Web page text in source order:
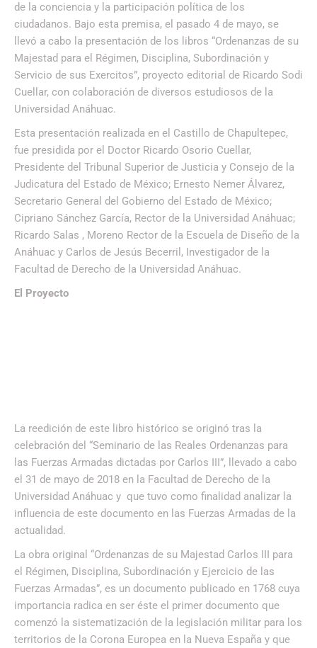
de la conciencia y la participación política de los
ciudadanos. Bajo esta premisa, el pasado 4 de mayo, se
llevó a cabo la presentación de los libros “Ordenanzas de su
Majestad para el Régimen, Disciplina, Subordinación y
Servicio de sus Exercitos”, proyecto editorial de Ricardo Sodi
Cuellar, con colaboración de diversos estudiosos de la
Universidad Anáhuac.
Esta presentación realizada en el Castillo de Chapultepec,
fue presidida por el Doctor Ricardo Osorio Cuellar,
Presidente del Tribunal Superior de Justicia y Consejo de la
Judicatura del Estado de México; Ernesto Nemer Álvarez,
Secretario General del Gobierno del Estado de México;
Cipriano Sánchez García, Rector de la Universidad Anáhuac;
Ricardo Salas , Moreno Rector de la Escuela de Diseño de la
Anáhuac y Carlos de Jesús Becerril, Investigador de la
Facultad de Derecho de la Universidad Anáhuac.
El Proyecto
La reedición de este libro histórico se originó tras la
celebración del “Seminario de las Reales Ordenanzas para
las Fuerzas Armadas dictadas por Carlos III”, llevado a cabo
el 31 de mayo de 2018 en la Facultad de Derecho de la
Universidad Anáhuac y que tuvo como finalidad analizar la
influencia de este documento en las Fuerzas Armadas de la
actualidad.
La obra original “Ordenanzas de su Majestad Carlos III para
el Régimen, Disciplina, Subordinación y Ejercicio de las
Fuerzas Armadas”, es un documento publicado en 1768 cuya
importancia radica en ser éste el primer documento que
comenzó la sistematización de la legislación militar para los
territorios de la Corona Europea en la Nueva España y que